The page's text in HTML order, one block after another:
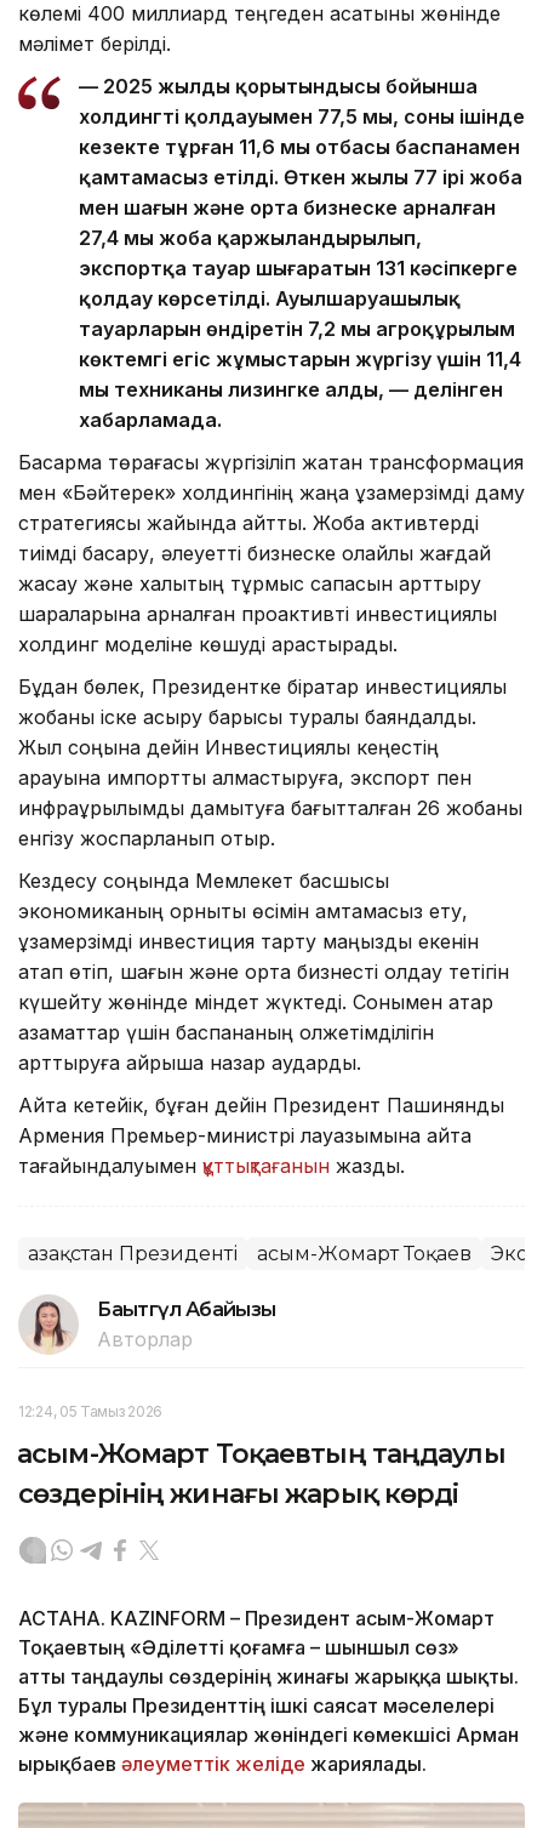
көлемі 400 миллиард теңгеден асатыны жөнінде
мәлімет берілді.
— 2025 жылдың қорытындысы бойынша
холдингтің қолдауымен 77,5 мың, соның ішінде
кезекте тұрған 11,6 мың отбасы баспанамен
қамтамасыз етілді. Өткен жылы 77 ірі жоба
мен шағын және орта бизнеске арналған
27,4 мың жоба қаржыландырылып,
экспортқа тауар шығаратын 131 кәсіпкерге
қолдау көрсетілді. Ауылшаруашылық
тауарларын өндіретін 7,2 мың агроқұрылым
көктемгі егіс жұмыстарын жүргізу үшін 11,4
мың техниканы лизингке алды, — делінген
хабарламада.
Басқарма төрағасы жүргізіліп жатқан трансформация
мен «Бәйтерек» холдингінің жаңа ұзақмерзімді даму
стратегиясы жайында айтты. Жоба активтерді
тиімді басқару, әлеуетті бизнеске қолайлы жағдай
жасау және халықтың тұрмыс сапасын арттыру
шараларына арналған проактивті инвестициялық
холдинг моделіне көшуді қарастырады.
Бұдан бөлек, Президентке бірқатар инвестициялық
жобаны іске асыру барысы туралы баяндалды.
Жыл соңына дейін Инвестициялық кеңестің
қарауына импортты алмастыруға, экспорт пен
инфрақұрылымды дамытуға бағытталған 26 жобаны
енгізу жоспарланып отыр.
Кездесу соңында Мемлекет басшысы
экономиканың орнықты өсімін қамтамасыз ету,
ұзақмерзімді инвестиция тарту маңызды екенін
атап өтіп, шағын және орта бизнесті қолдау тетігін
күшейту жөнінде міндет жүктеді. Сонымен қатар
азаматтар үшін баспананың қолжетімділігін
арттыруға айрықша назар аударды.
Айта кетейік, бұған дейін Президент Пашинянды
Армения Премьер-министрі лауазымына қайта
тағайындалуымен құттықтағанын жаздық.
Қазақстан Президенті Қасым-Жомарт Тоқаев
Бақытгүл Абайқызы
Авторлар
12:24, 05 Тамыз 2026
Қасым-Жомарт Тоқаевтың таңдаулы
сөздерінің жинағы жарық көрді
АСТАНА. KAZINFORM – Президент Қасым-Жомарт
Тоқаевтың «Әділетті қоғамға – шыншыл сөз»
атты таңдаулы сөздерінің жинағы жарыққа шықты.
Бұл туралы Президенттің ішкі саясат мәселелері
және коммуникациялар жөніндегі көмекшісі Арман
Қырықбаев әлеуметтік желіде жариялады.